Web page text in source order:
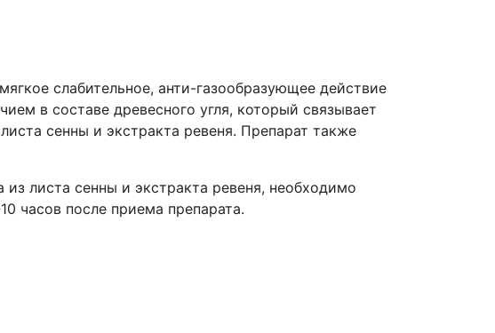
слабительное, анти-газообразующее действие
в составе древесного угля, который связывает
сенны и экстракта ревеня. Препарат также
листа сенны и экстракта ревеня, необходимо
часов после приема препарата.